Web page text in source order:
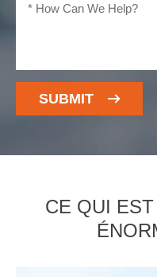
SUBMIT
CE QUI